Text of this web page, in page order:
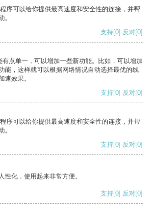
序可以给你提供最高速度和安全性的连接，并帮
。
支持[0] 反对[0]
有点单一，可以增加一些新功能。比如，可以增加
能，这样就可以根据网络情况自动选择最优的线
速效果。
支持[0] 反对[0]
序可以给你提供最高速度和安全性的连接，并帮
。
支持[0] 反对[0]
性化，使用起来非常方便。
支持[0] 反对[0]